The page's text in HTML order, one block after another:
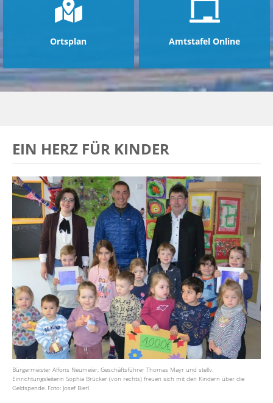
Ortsplan Amtstafel Online
EIN HERZ FÜR KINDER
Bürgermeister Alfons Neumeier, Geschäftsführer Thomas Mayr und stellv.
Einrichtungsleiterin Sophia Brücker (von rechts) freuen sich mit den Kindern über die
Geldspende. Foto: Josef Bierl